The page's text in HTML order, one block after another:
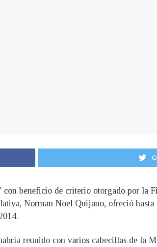
beneficio de criterio otorgado por la
Norman Noel Quijano, ofreció
reunido con varios cabecillas de la